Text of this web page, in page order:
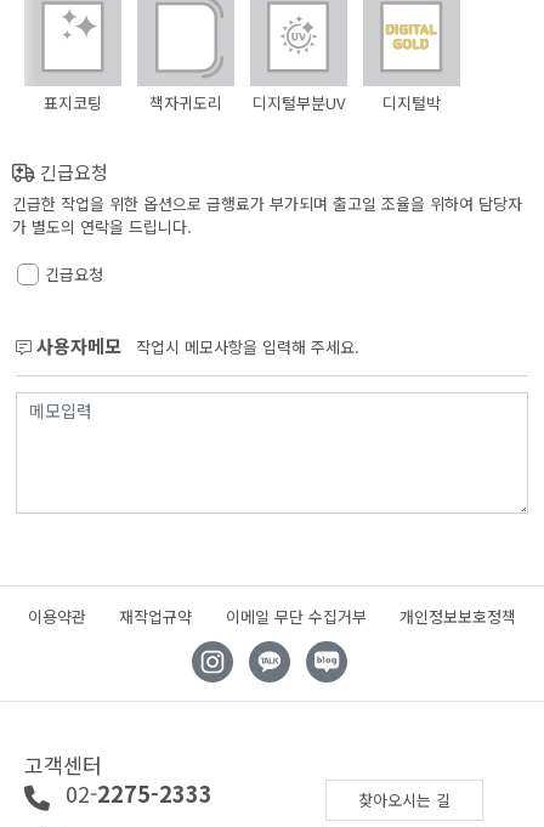
표지코팅 책자귀도리 디지털부분UV 디지털박
긴급요청
긴급한 작업을 위한 옵션으로 급행료가 부가되며 출고일 조율을 위하여 담당자
가 별도의 연락을 드립니다.
긴급요청
사용자메모 작업시 메모사항을 입력해 주세요.
이용약관 재작업규약 이메일 무단 수집거부 개인정보보호정책
고객센터
02-2275-2333 찾아오시는 길